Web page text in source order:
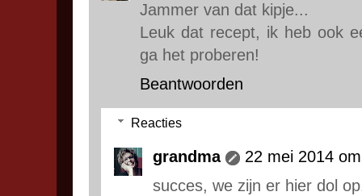
Jammer van dat kipje...
Leuk dat recept, ik heb ook
ga het proberen!
Beantwoorden
Reacties
grandma
22 mei 2014
succes, we zijn er hier dol